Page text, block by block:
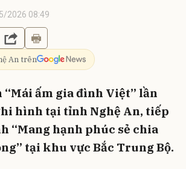
2026 08:49
An trên
ấm gia đình Việt” lần
hình tại tỉnh Nghệ An, tiếp
“Mang hạnh phúc sẻ chia
tại khu vực Bắc Trung Bộ.